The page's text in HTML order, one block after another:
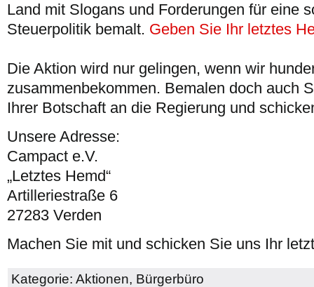
Land mit Slogans und Forderungen für eine
Steuerpolitik bemalt. Geben Sie Ihr letztes
Die Aktion wird nur gelingen, wenn wir
zusammenbekommen. Bemalen doch auch
Ihrer Botschaft an die Regierung und
Unsere Adresse:
Campact e.V.
„Letztes Hemd“
Artilleriestraße 6
27283 Verden
Machen Sie mit und schicken Sie uns Ihr
Kategorie: Aktionen, Bürgerbüro